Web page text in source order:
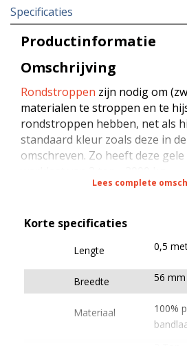
Specificaties
Productinformatie
Omschrijving
Rondstroppen zijn nodig om
materialen te stroppen en te
rondstroppen hebben, net als
standaard kleur zoals deze in
omschreven. Zo heeft deze
naam
Nederland en zijn gemaakt van
geweven polyester (PES)
Het blauwe label op de
daarnaast een specifiek
registreren. Omdat wij deze
Lees complete
Korte specificaties
Lengte 0,5
Breedte 56 mm
Materiaal
100%